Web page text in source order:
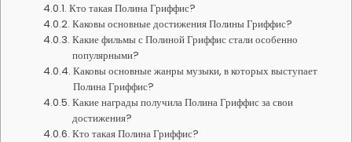
Кто такая Полина Гриффис?
Каковы основные достижения Полины Гриффис?
Какие фильмы с Полиной Гриффис стали особенно
популярными?
Каковы основные жанры музыки, в которых выступает
Полина Гриффис?
Какие награды получила Полина Гриффис за свои
достижения?
Кто такая Полина Гриффис?